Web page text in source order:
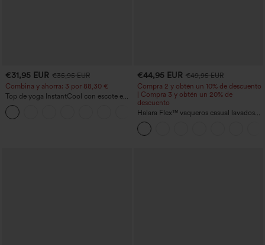
€31,95 EUR €35,95 EUR
Combina y ahorra: 3 por 88,30 €
Top de yoga InstantCool con escote en
U y bajo curvado - UPF50+
€44,95 EUR €49,95 EUR
Compra 2 y obtén un 10% de descuento
| Compra 3 y obtén un 20% de
descuento
Halara Flex™ vaqueros casual lavados
asimétricos de tiro bajo con bolsillos
con cremallera, corte baggy y pierna
ancha